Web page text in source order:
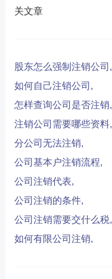
关文章
股东怎么强制注销公司,
如何自己注销公司,
怎样查询公司是否注销,
注销公司需要哪些资料,
分公司无法注销,
公司基本户注销流程,
公司注销代表,
公司注销的条件,
公司注销需要交什么税,
如何有限公司注销,